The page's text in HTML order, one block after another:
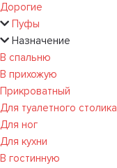
Дорогие
Пуфы
Назначение
В спальню
В прихожую
Прикроватный
Для туалетного столика
Для ног
Для кухни
В гостинную